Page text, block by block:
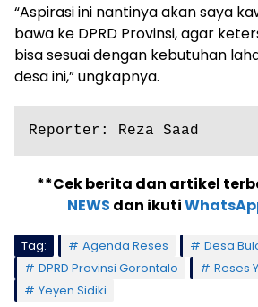
“Aspirasi ini nantinya akan saya
bawa ke DPRD Provinsi, agar
bisa sesuai dengan kebutuhan
desa ini,” ungkapnya.
Reporter: Reza Saad
**Cek berita dan artikel
NEWS dan ikuti
Tag: Agenda Reses
Desa
DPRD Provinsi Gorontalo
Reses
Yeyen Sidiki